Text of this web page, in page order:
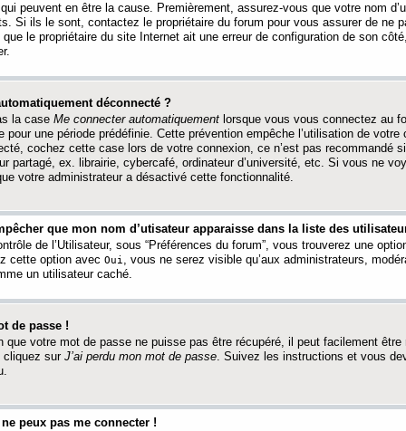
peuvent en être la cause. Premièrement, assurez-vous que votre nom
Si ils le sont, contactez le propriétaire du forum pour vous assurer de ne
le propriétaire du site Internet ait une erreur de configuration de son
déconnecté ?
la case Me connecter automatiquement lorsque vous vous connectez au
pour une période prédéfinie. Cette prévention empêche l’utilisation de votre
cochez cette case lors de votre connexion, ce n’est pas recommandé
partagé, ex. librairie, cybercafé, ordinateur d’université, etc. Si vous ne
votre administrateur a désactivé cette fonctionnalité.
que mon nom d’utisateur apparaisse dans la liste des
de l’Utilisateur, sous “Préférences du forum”, vous trouverez une
cette option avec Oui , vous ne serez visible qu’aux administrateurs,
un utilisateur caché.
de passe !
que votre mot de passe ne puisse pas être récupéré, il peut facilement
cliquez sur J’ai perdu mon mot de passe. Suivez les instructions et vous
peux pas me connecter !